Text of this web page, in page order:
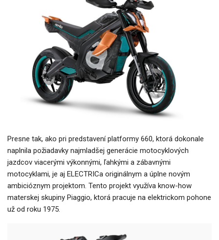
Presne tak, ako pri predstavení platformy 660, ktorá dokonale
naplnila požiadavky najmladšej generácie motocyklových
jazdcov viacerými výkonnými, ľahkými a zábavnými
motocyklami, je aj ELECTRICa originálnym a úplne novým
ambicióznym projektom. Tento projekt využíva know-how
materskej skupiny Piaggio, ktorá pracuje na elektrickom pohone
už od roku 1975.